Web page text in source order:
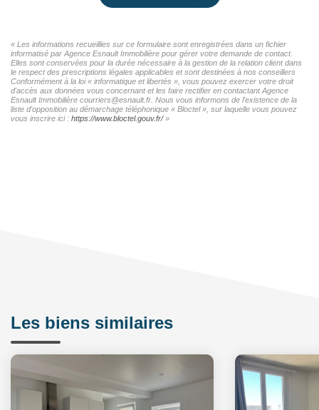
« Les informations recueillies sur ce formulaire sont enregistrées dans un fichier
informatisé par Agence Esnault Immobilière pour gérer votre demande de contact.
Elles sont conservées pour la durée nécessaire à la gestion de la relation client dans
le respect des prescriptions légales applicables et sont destinées à nos conseillers
Conformément à la loi « informatique et libertés », vous pouvez exercer votre droit
d'accès aux données vous concernant et les faire rectifier en contactant Agence
Esnault Immobilière courriers@esnault.fr. Nous vous informons de l'existence de la
liste d'opposition au démarchage téléphonique « Bloctel », sur laquelle vous pouvez
vous inscrire ici : https://www.bloctel.gouv.fr/»
Les biens similaires